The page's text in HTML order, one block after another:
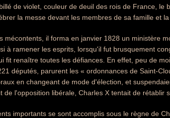
de violet, couleur de deuil des rois de France,
la messe devant les membres de sa famille et
mécontents, il forma en janvier 1828 un ministère
à ramener les esprits, lorsqu'il fut brusquement
fit renaître toutes les défiances. En effet, peu de
députés, parurent les « ordonnances de Saint-
en changeant de mode d'élection, et
de l'opposition libérale, Charles X tentait de rétablir
importants se sont accomplis sous le règne de